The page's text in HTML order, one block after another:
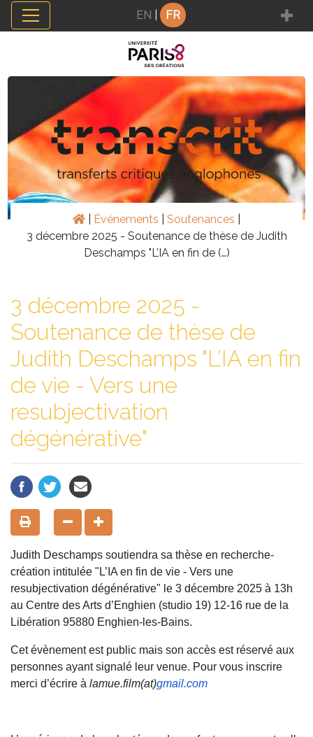
Panneau de gestion des cookies
EN FR
Événements Soutenances
3 décembre 2025 - Soutenance de thèse de Judith
Deschamps "L’IA en fin de (…)
3 décembre 2025 -
Soutenance de thèse de
Judith Deschamps "L’IA en fin
de vie - Vers une
resubjectivation
dégénérative"
Judith Deschamps soutiendra sa thèse en recherche-
création intitulée "L’IA en fin de vie - Vers une
resubjectivation dégénérative" le 3 décembre 2025 à 13h
au Centre des Arts d’Enghien (studio 19) 12-16 rue de la
Libération 95880 Enghien-les-Bains.
Cet évènement est public mais son accès est réservé aux
personnes ayant signalé leur venue. Pour vous inscrire
merci d’écrire à lamue.film(at)gmail.com